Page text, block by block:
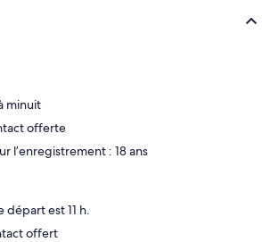
minuit
offerte
l’enregistrement : 18 ans
départ est 11 h.
offert